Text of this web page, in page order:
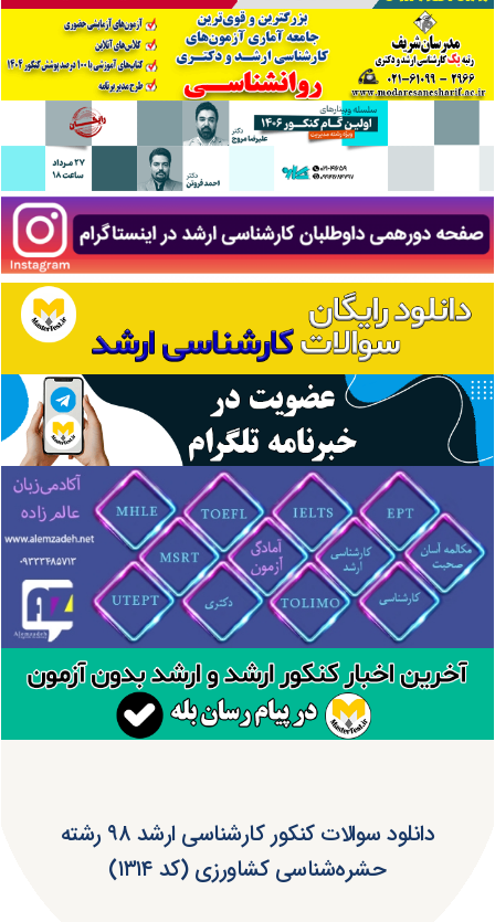
دانلود سوالات کنکور کارشناسی ارشد ۹۸ رشته
حشره‌شناسی کشاورزی (کد ۱۳۱۴)